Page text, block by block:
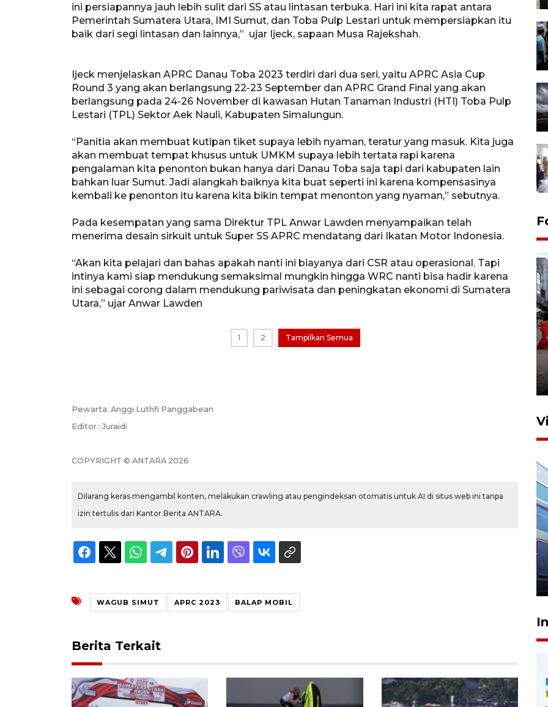
ini persiapannya jauh lebih sulit dari SS atau lintasan terbuka. Hari ini kita rapat antara
Pemerintah Sumatera Utara, IMI Sumut, dan Toba Pulp Lestari untuk mempersiapkan itu
baik dari segi lintasan dan lainnya,” ujar Ijeck, sapaan Musa Rajekshah.
Ijeck menjelaskan APRC Danau Toba 2023 terdiri dari dua seri, yaitu APRC Asia Cup
Round 3 yang akan berlangsung 22-23 September dan APRC Grand Final yang akan
berlangsung pada 24-26 November di kawasan Hutan Tanaman Industri (HTI) Toba Pulp
Lestari (TPL) Sektor Aek Nauli, Kabupaten Simalungun.
“Panitia akan membuat kutipan tiket supaya lebih nyaman, teratur yang masuk. Kita juga
akan membuat tempat khusus untuk UMKM supaya lebih tertata rapi karena
pengalaman kita penonton bukan hanya dari Danau Toba saja tapi dari kabupaten lain
bahkan luar Sumut. Jadi alangkah baiknya kita buat seperti ini karena kompensasinya
kembali ke penonton itu karena kita bikin tempat menonton yang nyaman,” sebutnya.
Pada kesempatan yang sama Direktur TPL Anwar Lawden menyampaikan telah
menerima desain sirkuit untuk Super SS APRC mendatang dari Ikatan Motor Indonesia.
“Akan kita pelajari dan bahas apakah nanti ini biayanya dari CSR atau operasional. Tapi
intinya kami siap mendukung semaksimal mungkin hingga WRC nanti bisa hadir karena
ini sebagai corong dalam mendukung pariwisata dan peningkatan ekonomi di Sumatera
Utara,” ujar Anwar Lawden
1 2 Tampilkan Semua
Pewarta: Anggi Luthfi Panggabean
Editor : Juraidi
COPYRIGHT © ANTARA 2026
Dilarang keras mengambil konten, melakukan crawling atau pengindeksan otomatis untuk AI di situs web ini tanpa
izin tertulis dari Kantor Berita ANTARA.
WAGUB SIMUT APRC 2023 BALAP MOBIL
Berita Terkait
Pelaporan SPT Tahunan di